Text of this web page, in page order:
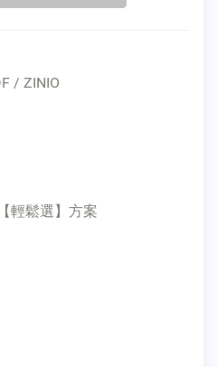
/ ZINIO
輕鬆選】方案